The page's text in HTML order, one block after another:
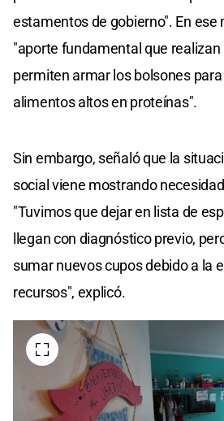
estamentos de gobierno". En ese
"aporte fundamental que realizan
permiten armar los bolsones
alimentos altos en proteínas".
Sin embargo, señaló que la
social viene mostrando
"Tuvimos que dejar en lista de
llegan con diagnóstico previo,
sumar nuevos cupos debido a la
recursos", explicó.